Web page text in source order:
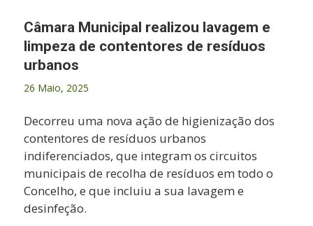
Câmara Municipal realizou lavagem e
limpeza de contentores de resíduos
urbanos
26 Maio, 2025
Decorreu uma nova ação de higienização dos
contentores de resíduos urbanos
indiferenciados, que integram os circuitos
municipais de recolha de resíduos em todo o
Concelho, e que incluiu a sua lavagem e
desinfeção.